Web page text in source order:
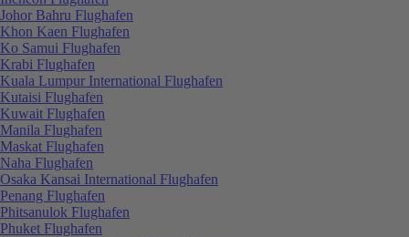
Johor Bahru Flughafen
Khon Kaen Flughafen
Ko Samui Flughafen
Krabi Flughafen
Kuala Lumpur International Flughafen
Kutaisi Flughafen
Kuwait Flughafen
Manila Flughafen
Maskat Flughafen
Naha Flughafen
Osaka Kansai International Flughafen
Penang Flughafen
Phitsanulok Flughafen
Phuket Flughafen